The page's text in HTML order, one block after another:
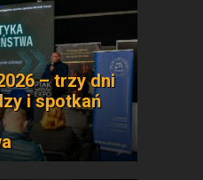
– trzy dni
i spotkań